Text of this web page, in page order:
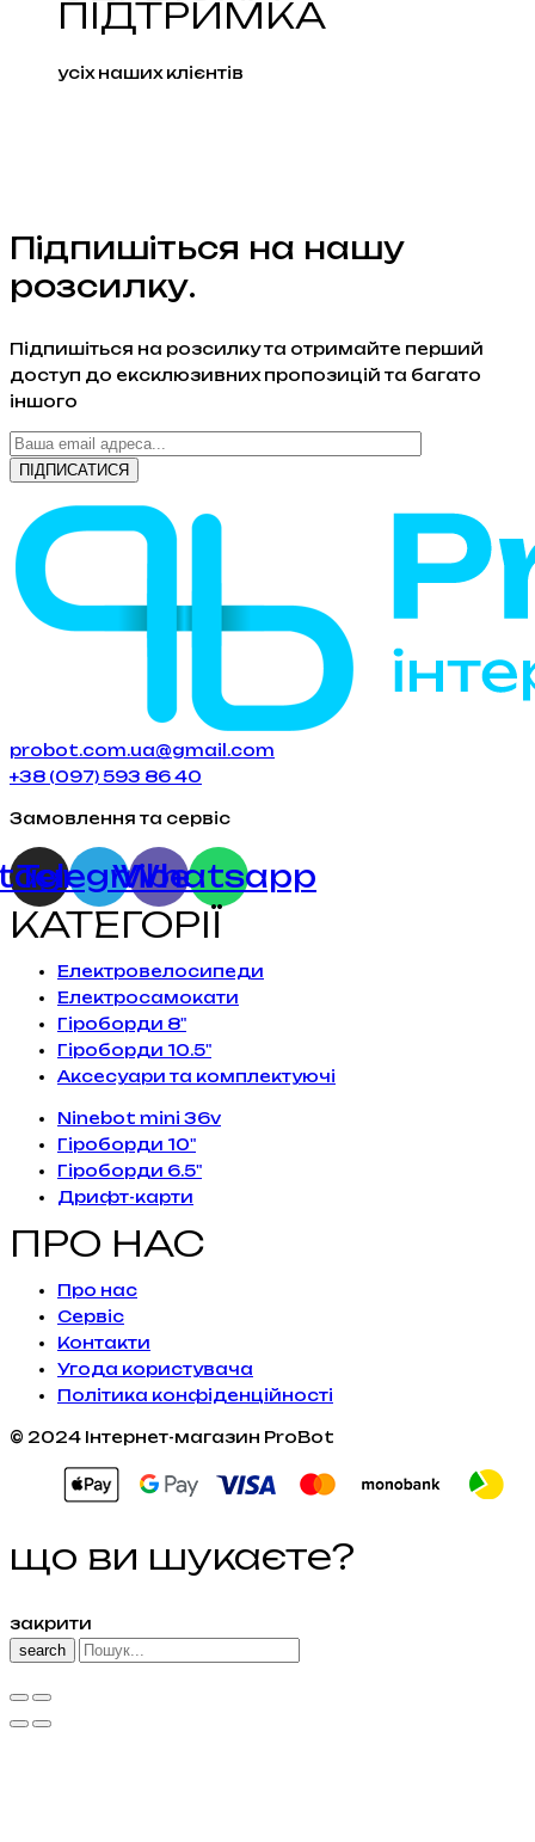
ПІДТРИМКА
усіх наших клієнтів
Підпишіться на нашу
розсилку.
Підпишіться на розсилку та отримайте перший
доступ до ексклюзивних пропозицій та багато
іншого
probot.com.ua@gmail.com
+38 (097) 593 86 40
Замовлення та сервіс
Telegram
Viber
Whatsapp
КАТЕГОРІЇ
Електровелосипеди
Електросамокати
Гіроборди 8"
Гіроборди 10.5"
Аксесуари та комплектуючі
Ninebot mini 36v
Гіроборди 10"
Гіроборди 6.5"
Дрифт-карти
ПРО НАС
Про нас
Сервiс
Контакти
Угода користувача
Політика конфіденційності
© 2024 Інтернет-магазин ProBot
що ви шукаєте?
закрити
search